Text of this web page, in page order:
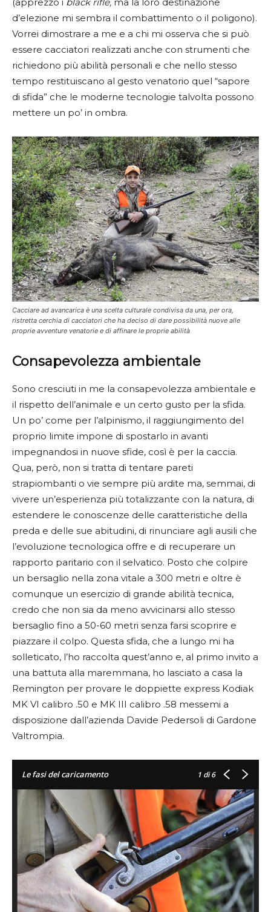
(apprezzo i black rifle, ma la loro destinazione
d’elezione mi sembra il combattimento o il poligono).
Vorrei dimostrare a me e a chi mi osserva che si può
essere cacciatori realizzati anche con strumenti che
richiedono più abilità personali e che nello stesso
tempo restituiscano al gesto venatorio quel “sapore
di sfida” che le moderne tecnologie talvolta possono
mettere un po’ in ombra.
Cacciare ad avancarica è una scelta culturale condivisa da una, per ora,
ristretta cerchia di cacciatori che ha deciso di dare possibilità nuove alle
proprie avventure venatorie e di affinare le proprie abilità
Consapevolezza ambientale
Sono cresciuti in me la consapevolezza ambientale e
il rispetto dell’animale e un certo gusto per la sfida.
Un po’ come per l’alpinismo, il raggiungimento del
proprio limite impone di spostarlo in avanti
impegnandosi in nuove sfide, così è per la caccia.
Qua, però, non si tratta di tentare pareti
strapiombanti o vie sempre più ardite ma, semmai, di
vivere un’esperienza più totalizzante con la natura, di
estendere le conoscenze delle caratteristiche della
preda e delle sue abitudini, di rinunciare agli ausili che
l’evoluzione tecnologica offre e di recuperare un
rapporto paritario con il selvatico. Posto che colpire
un bersaglio nella zona vitale a 300 metri e oltre è
comunque un esercizio di grande abilità tecnica,
credo che non sia da meno avvicinarsi allo stesso
bersaglio fino a 50-60 metri senza farsi scoprire e
piazzare il colpo. Questa sfida, che a lungo mi ha
solleticato, l’ho raccolta quest’anno e, al primo invito a
una battuta alla maremmana, ho lasciato a casa la
Remington per provare le doppiette express Kodiak
MK VI calibro .50 e MK III calibro .58 messemi a
disposizione dall’azienda Davide Pedersoli di Gardone
Valtrompia.
Le fasi del caricamento 1 di 6